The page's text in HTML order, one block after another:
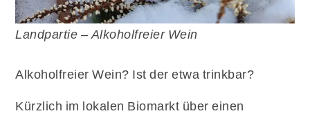
Landpartie – Alkoholfreier Wein
Alkoholfreier Wein? Ist der etwa trinkbar?
Kürzlich im lokalen Biomarkt über einen